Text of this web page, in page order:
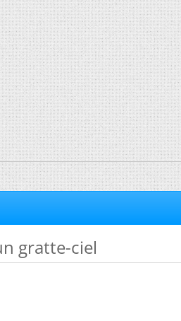
gratte-ciel